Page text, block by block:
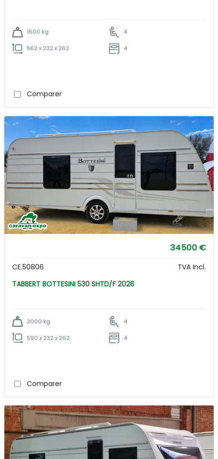
1600 kg 4
562 x 232 x 262 4
Comparer
34 500 €
CE.50806
TVA Incl.
TABBERT BOTTESINI 530 SHTD/F 2026
2000 kg 4
590 x 232 x 262 4
Comparer